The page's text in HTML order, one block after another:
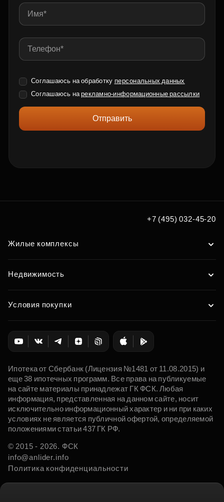
Соглашаюсь на обработку персональных данных
Соглашаюсь нарекламно-информационные рассылки
Отправить
+7 (495) 032-45-20
Жилые комплексы
Недвижимость
Условия покупки
Ипотека от Сбербанк (Лицензия №1481 от 11.08.2015) и
еще 38 ипотечных программ. Все права на публикуемые
на сайте материалы принадлежат ГК ФСК. Любая
информация, представленная на данном сайте, носит
исключительно информационный характер и ни при каких
условиях не является публичной офертой, определяемой
положениями статьи 437 ГК РФ.
© 2015 - 2026. ФСК
info@anlider.info
Политика конфиденциальности